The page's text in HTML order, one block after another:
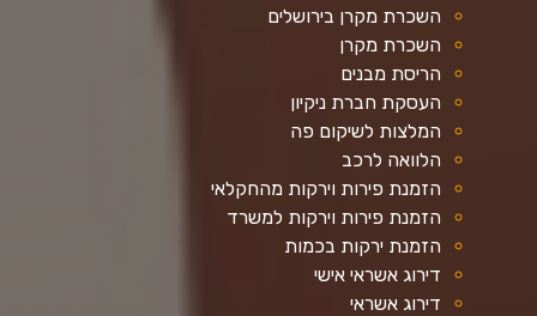
השכרת מקרן בירושלים
השכרת מקרן
הריסת מבנים
העסקת חברת ניקיון
המלצות לשיקום פה
הלוואה לרכב
הזמנת פירות וירקות מהחקלאי
הזמנת פירות וירקות למשרד
הזמנת ירקות בכמות
דירוג אשראי אישי
דירוג אשראי